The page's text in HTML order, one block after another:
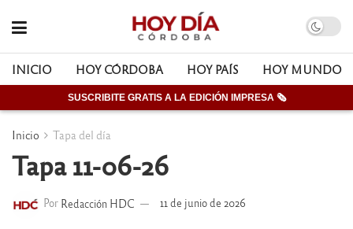
INICIO HOY CÓRDOBA HOY PAÍS HOY MUNDO
SUSCRIBITE GRATIS A LA EDICIÓN IMPRESA 🗞
Inicio Tapa del día
Tapa 11-06-26
Por Redacción HDC 11 de junio de 2026